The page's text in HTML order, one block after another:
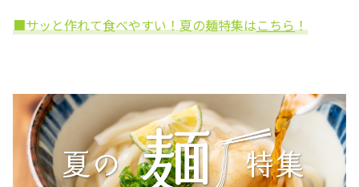
■サッと作れて食べやすい！夏の麺特集はこちら！